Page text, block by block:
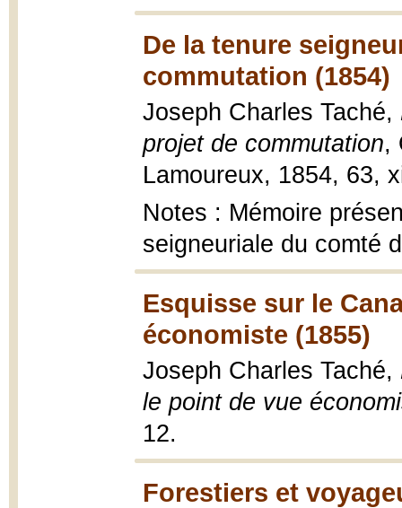
De la tenure
commutation (1854)
Joseph Charles Taché,
projet de commutation,
Lamoureux, 1854, 63,
Notes : Mémoire
seigneuriale du comté
Esquisse sur le
économiste (1855)
Joseph Charles Taché,
le point de vue
12.
Forestiers et